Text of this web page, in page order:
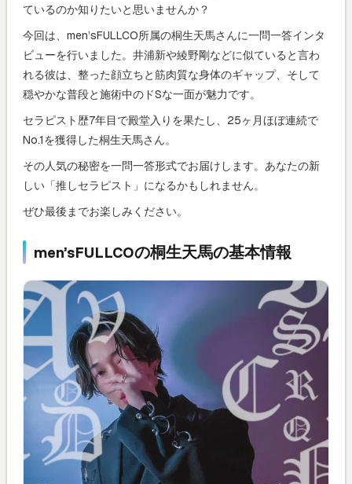
ているのか知りたいと思いませんか？
今回は、men’sFULLCO所属の桐生天馬さんに一問一答インタ
ビューを行いました。井浦新や綾野剛などに似ていると言わ
れる彼は、整った顔立ちと筋肉質な身体のギャップ、そして
穏やかな普段と施術中のドSな一面が魅力です。
セラピスト歴7年目で殿堂入りを果たし、25ヶ月ほぼ連続で
No.1を獲得した桐生天馬さん。
その人気の秘密を一問一答形式でお届けします。あなたの新
しい「推しセラピスト」になるかもしれません。
ぜひ最後までお楽しみください。
men’sFULLCOの桐生天馬の基本情報